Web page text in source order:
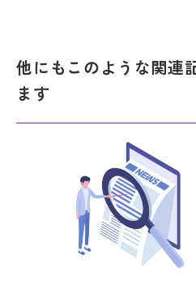
他にもこのような関連
ます